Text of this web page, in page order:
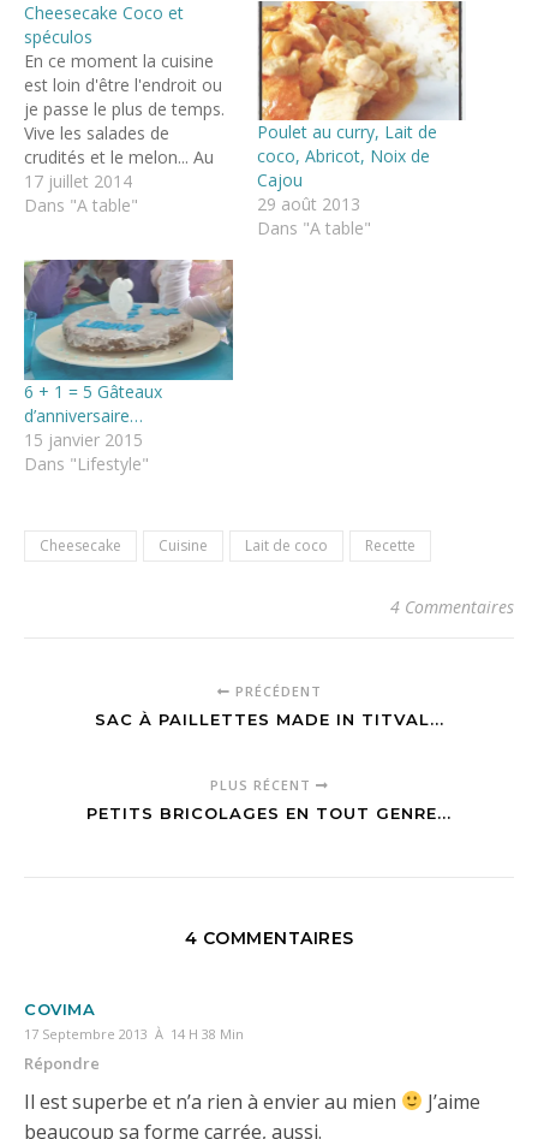
Cheesecake Coco et
spéculos
En ce moment la cuisine
est loin d'être l'endroit ou
je passe le plus de temps.
Vive les salades de
crudités et le melon... Au
point que le gaspillage est
un peu trop au rendez-
courses sur le drive du
fond…
17 juillet 2014
Dans "A table"
Poulet au curry, Lait de
coco, Abricot, Noix de
Cajou
29 août 2013
Dans "A table"
6 + 1 = 5 Gâteaux
d’anniversaire…
15 janvier 2015
Dans "Lifestyle"
Cheesecake Cuisine Lait de coco Recette
4 Commentaires
PRÉCÉDENT
SAC À PAILLETTES MADE IN TITVAL...
PLUS RÉCENT
PETITS BRICOLAGES EN TOUT GENRE...
4 COMMENTAIRES
COVIMA
17 Septembre 2013 À 14 H 38 Min
Répondre
Il est superbe et n’a rien à envier au mien
J’aime
beaucoup sa forme carrée, aussi.